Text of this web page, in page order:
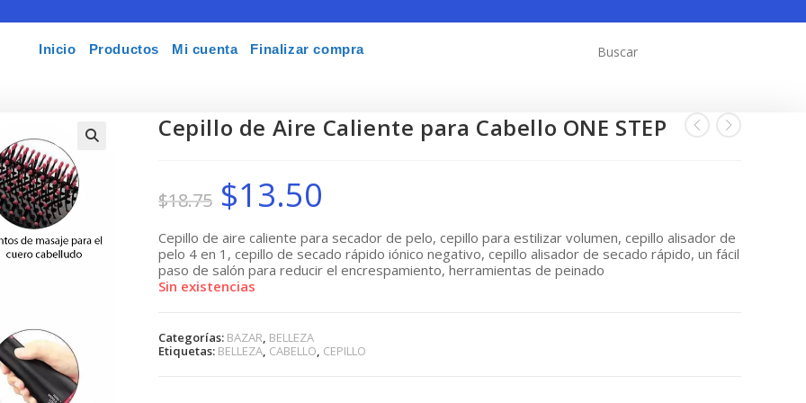
Inicio Productos Mi cuenta Finalizar compra
Cepillo de Aire Caliente para Cabello ONE STEP
$18.75
El
precio
original
$18.75.
$13.50
$13.50.
Cepillo de aire caliente para secador de pelo, cepillo para estilizar volumen, cepillo alisador de
pelo 4 en 1, cepillo de secado rápido iónico negativo, cepillo alisador de secado rápido, un fácil
paso de salón para reducir el encrespamiento, herramientas de peinado
Sin existencias
Categorías: BAZAR, BELLEZA
Etiquetas: BELLEZA, CABELLO, CEPILLO